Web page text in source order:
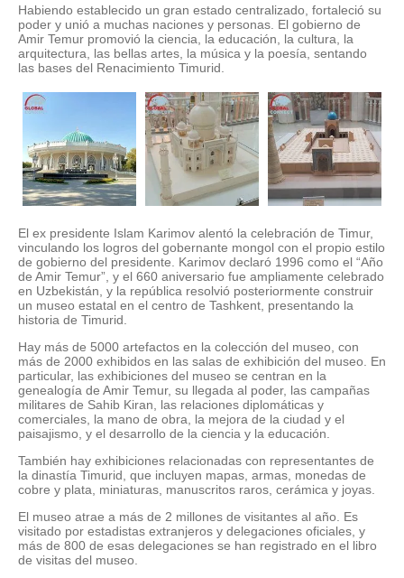
Habiendo establecido un gran estado centralizado, fortaleció su
poder y unió a muchas naciones y personas. El gobierno de
Amir Temur promovió la ciencia, la educación, la cultura, la
arquitectura, las bellas artes, la música y la poesía, sentando
las bases del Renacimiento Timurid.
El ex presidente Islam Karimov alentó la celebración de Timur,
vinculando los logros del gobernante mongol con el propio estilo
de gobierno del presidente. Karimov declaró 1996 como el “Año
de Amir Temur”, y el 660 aniversario fue ampliamente celebrado
en Uzbekistán, y la república resolvió posteriormente construir
un museo estatal en el centro de Tashkent, presentando la
historia de Timurid.
Hay más de 5000 artefactos en la colección del museo, con
más de 2000 exhibidos en las salas de exhibición del museo. En
particular, las exhibiciones del museo se centran en la
genealogía de Amir Temur, su llegada al poder, las campañas
militares de Sahib Kiran, las relaciones diplomáticas y
comerciales, la mano de obra, la mejora de la ciudad y el
paisajismo, y el desarrollo de la ciencia y la educación.
También hay exhibiciones relacionadas con representantes de
la dinastía Timurid, que incluyen mapas, armas, monedas de
cobre y plata, miniaturas, manuscritos raros, cerámica y joyas.
El museo atrae a más de 2 millones de visitantes al año. Es
visitado por estadistas extranjeros y delegaciones oficiales, y
más de 800 de esas delegaciones se han registrado en el libro
de visitas del museo.